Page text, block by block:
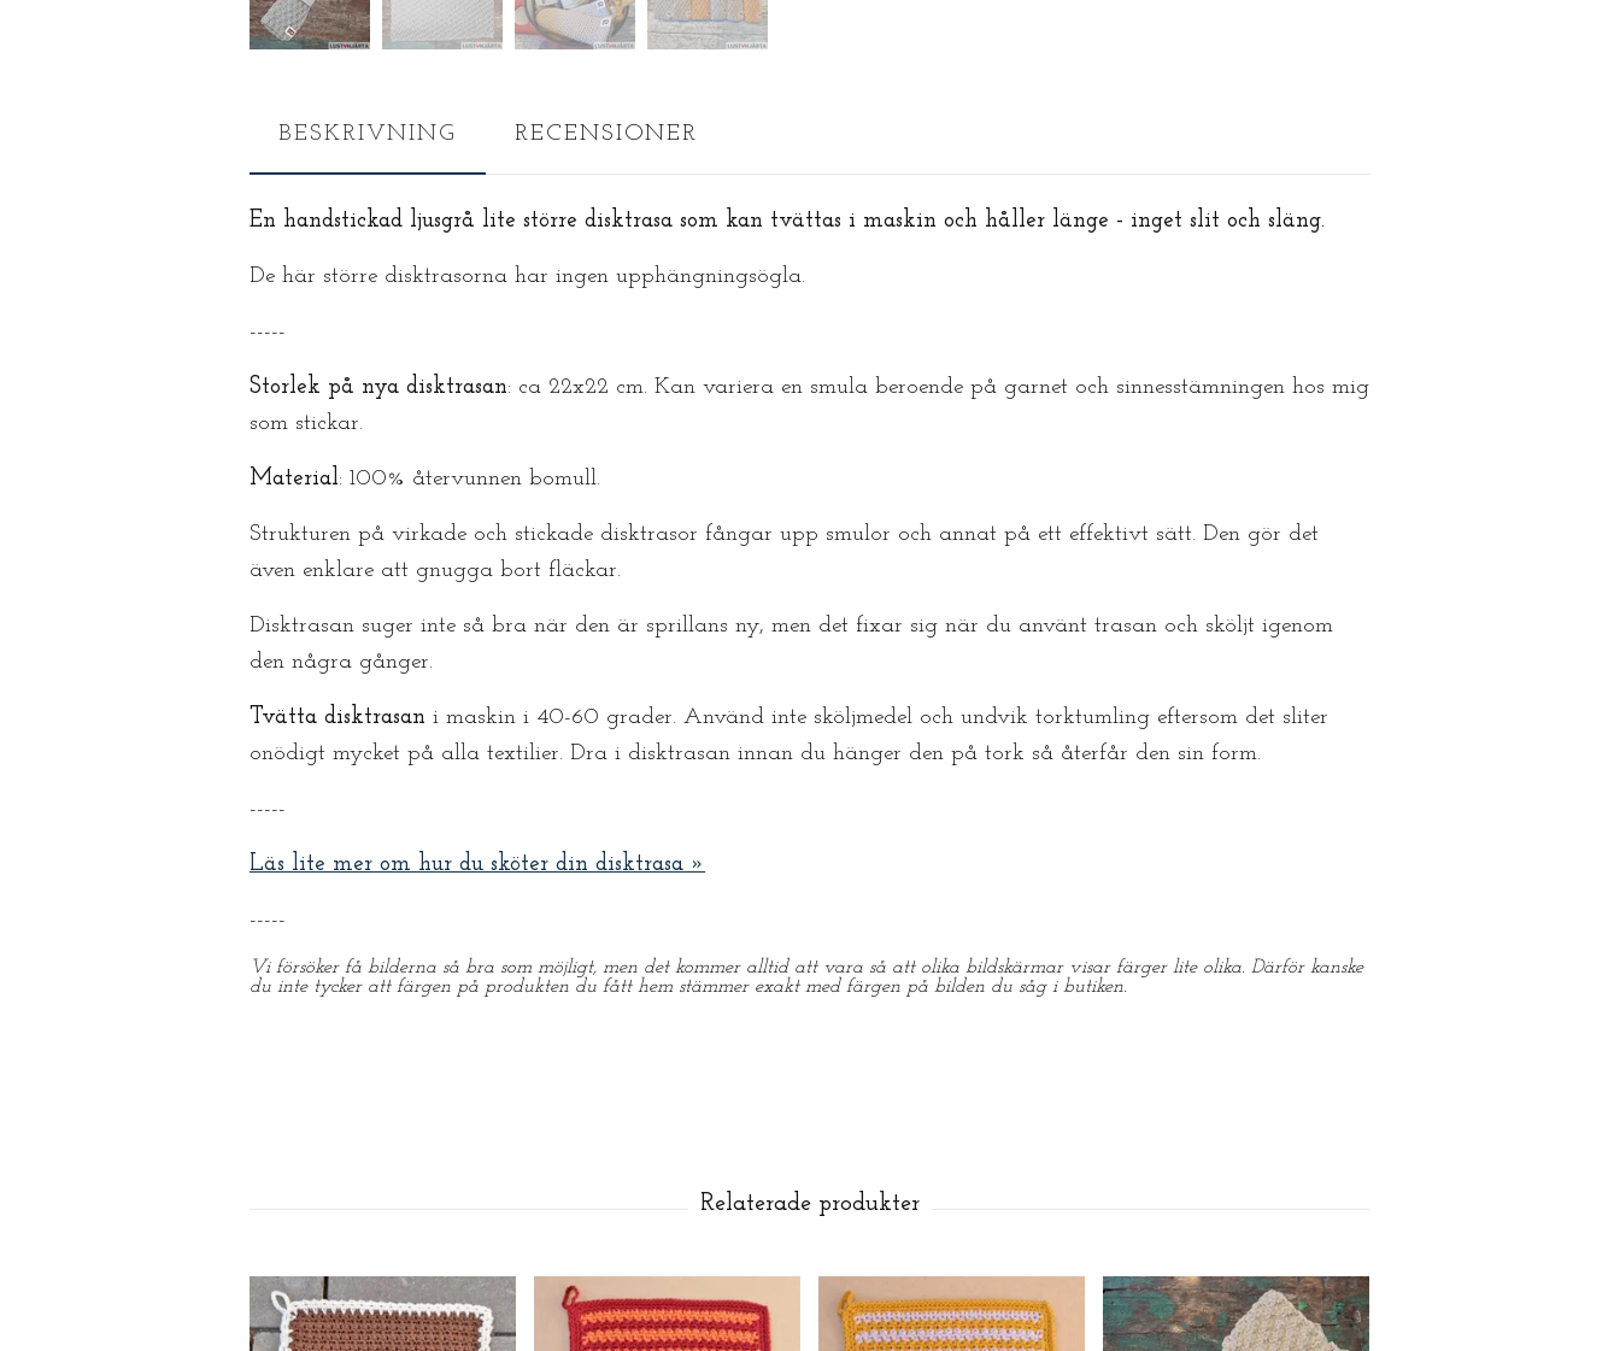
BESKRIVNING RECENSIONER
En handstickad ljusgrå lite större disktrasa som kan tvättas i maskin och håller länge - inget slit och släng.
De här större disktrasorna har ingen upphängningsögla.
-----
Storlek på nya disktrasan: ca 22x22 cm. Kan variera en smula beroende på garnet och sinnesstämningen hos mig
som stickar.
Material: 100% återvunnen bomull.
Strukturen på virkade och stickade disktrasor fångar upp smulor och annat på ett effektivt sätt. Den gör det
även enklare att gnugga bort fläckar.
Disktrasan suger inte så bra när den är sprillans ny, men det fixar sig när du använt trasan och sköljt igenom
den några gånger.
Tvätta disktrasan i maskin i 40-60 grader. Använd inte sköljmedel och undvik torktumling eftersom det sliter
onödigt mycket på alla textilier. Dra i disktrasan innan du hänger den på tork så återfår den sin form.
-----
Läs lite mer om hur du sköter din disktrasa »
-----
Vi försöker få bilderna så bra som möjligt, men det kommer alltid att vara så att olika bildskärmar visar färger lite olika. Därför kanske
du inte tycker att färgen på produkten du fått hem stämmer exakt med färgen på bilden du såg i butiken.